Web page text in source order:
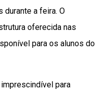
durante a feira. O
oferecida nas
para os alunos do
para